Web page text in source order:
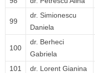
99
dr. Simionescu
Daniela
100
dr. Berheci
Gabriela
101 dr. Lorent Gianina